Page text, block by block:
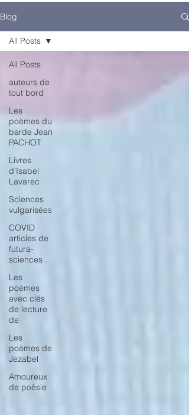
Blog
All Posts
auteurs de
tout bord
Les
poèmes du
barde Jean
PACHOT
Livres
d'Isabel
Lavarec
Sciences
vulgarisées
COVID
articles de
futura-
sciences .
Les
poèmes
avec clés
de lecture
de
Les
poèmes de
Jezabel
Amoureux
de poèsie
All Posts